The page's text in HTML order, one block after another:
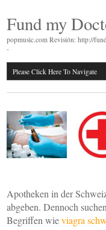
Fund my
popmusic.com Revisión: http://
-
Apotheken in der
abgeben. Dennoch
Begriffen wieviagra